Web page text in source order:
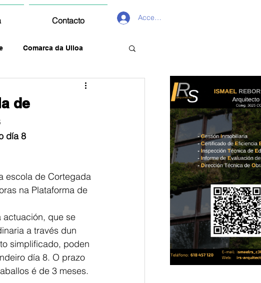
Contacto Acceder
Comarca da Ulloa
de
día 8
escola de Cortegada
na Plataforma de
actuación, que se
a través dun
simplificado, poden
día 8. O prazo
é de 3 meses.